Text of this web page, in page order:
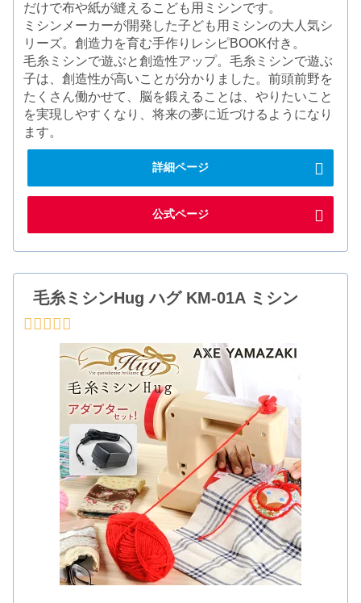
だけで布や紙が縫えるこども用ミシンです。
ミシンメーカーが開発した子ども用ミシンの大人気シ
リーズ。創造力を育む手作りレシピBOOK付き。
毛糸ミシンで遊ぶと創造性アップ。毛糸ミシンで遊ぶ
子は、創造性が高いことが分かりました。前頭前野を
たくさん働かせて、脳を鍛えることは、やりたいこと
を実現しやすくなり、将来の夢に近づけるようになり
ます。
詳細ページ
公式ページ
毛糸ミシンHug ハグ KM-01A ミシン